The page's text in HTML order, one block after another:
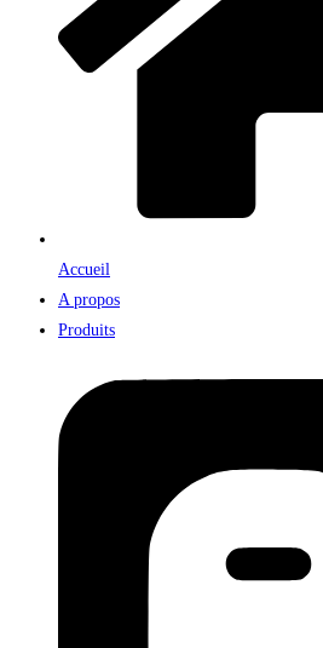
Accueil
A propos
Produits